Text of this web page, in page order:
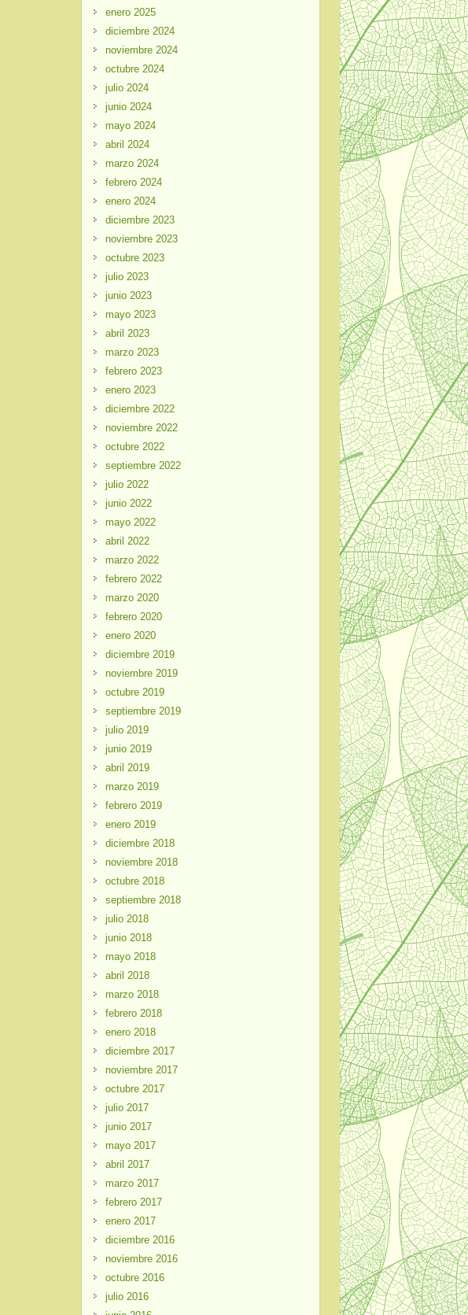
enero 2025
diciembre 2024
noviembre 2024
octubre 2024
julio 2024
junio 2024
mayo 2024
abril 2024
marzo 2024
febrero 2024
enero 2024
diciembre 2023
noviembre 2023
octubre 2023
julio 2023
junio 2023
mayo 2023
abril 2023
marzo 2023
febrero 2023
enero 2023
diciembre 2022
noviembre 2022
octubre 2022
septiembre 2022
julio 2022
junio 2022
mayo 2022
abril 2022
marzo 2022
febrero 2022
marzo 2020
febrero 2020
enero 2020
diciembre 2019
noviembre 2019
octubre 2019
septiembre 2019
julio 2019
junio 2019
abril 2019
marzo 2019
febrero 2019
enero 2019
diciembre 2018
noviembre 2018
octubre 2018
septiembre 2018
julio 2018
junio 2018
mayo 2018
abril 2018
marzo 2018
febrero 2018
enero 2018
diciembre 2017
noviembre 2017
octubre 2017
julio 2017
junio 2017
mayo 2017
abril 2017
marzo 2017
febrero 2017
enero 2017
diciembre 2016
noviembre 2016
octubre 2016
julio 2016